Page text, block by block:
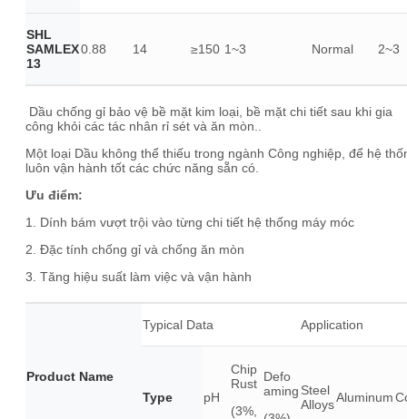
SHL
SAMLEX
13
0.88 14 ≥150 1~3 Normal 2~3
Dầu chống gỉ bảo vệ bề mặt kim loại, bề mặt chi tiết sau khi gia
công khỏi các tác nhân rỉ sét và ăn mòn..
Một loại Dầu không thể thiếu trong ngành Công nghiệp, để hệ
luôn vận hành tốt các chức năng sẵn có.
Ưu điểm:
1. Dính bám vượt trội vào từng chi tiết hệ thống máy móc
2. Đặc tính chống gỉ và chống ăn mòn
3. Tăng hiệu suất làm việc và vận hành
Product Name
Typical Data Application
Type pH
Chip
Rust
(3%,
Defo
aming Steel
AlloysAluminum